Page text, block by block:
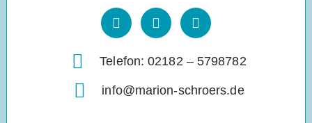
Telefon: 02182 – 5798782
info@marion-schroers.de